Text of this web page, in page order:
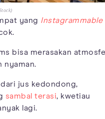
yang Instagrammable
bisa merasakan
nyaman.
jus kedondong,
sambal terasi, kwetiau
lagi.